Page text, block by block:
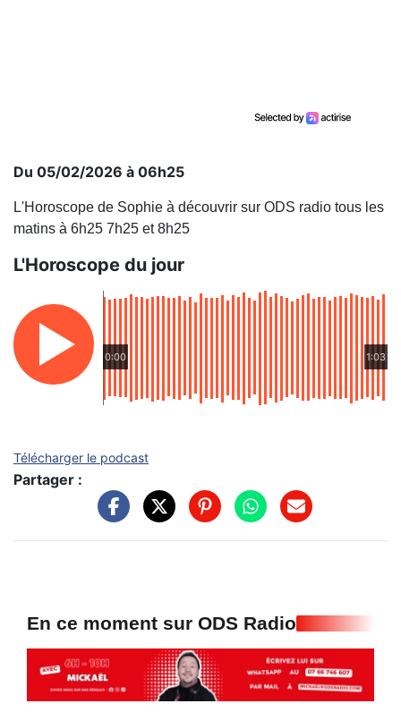
Du 05/02/2026 à 06h25
L'Horoscope de Sophie à découvrir sur ODS radio tous les
matins à 6h25 7h25 et 8h25
L'Horoscope du jour
0:00 1:03
Télécharger le podcast
Partager :
En ce moment sur ODS Radio